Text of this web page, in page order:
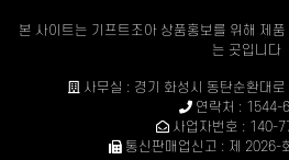
본 사이트는 기프트조아 상품홍보를 위해 제
는 곳입니다
사무실 : 경기 화성시 동탄순환대
연락처 : 1544-
사업자번호 : 140-
통신판매업신고 : 제 2026-